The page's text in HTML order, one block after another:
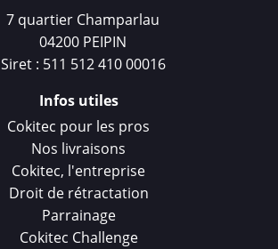
7 quartier Champarlau
04200 PEIPIN
Siret : 511 512 410 00016
Infos utiles
Cokitec pour les pros
Nos livraisons
Cokitec, l'entreprise
Droit de rétractation
Parrainage
Cokitec Challenge